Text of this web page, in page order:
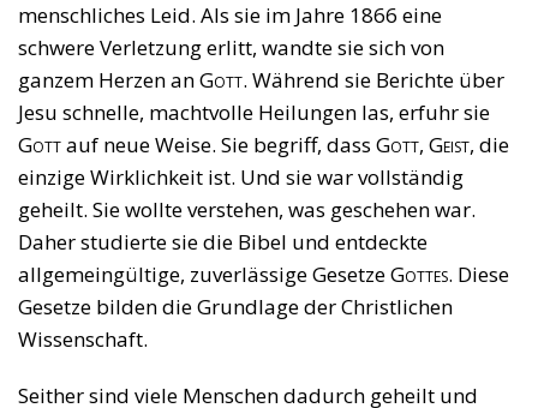
menschliches Leid. Als sie im Jahre 1866 eine
schwere Verletzung erlitt, wandte sie sich von
ganzem Herzen anGott. Während sie Berichte über
Jesu schnelle, machtvolle Heilungen las, erfuhr sie
Gottauf neue Weise. Sie begriff, dass Gott, Geist, die
einzige Wirklichkeit ist. Und sie war vollständig
geheilt. Sie wollte verstehen, was geschehen war.
Daher studierte sie die Bibel und entdeckte
allgemeingültige, zuverlässige GesetzeGottes. Diese
Gesetze bilden die Grundlage der Christlichen
Wissenschaft.
Seither sind viele Menschen dadurch geheilt und